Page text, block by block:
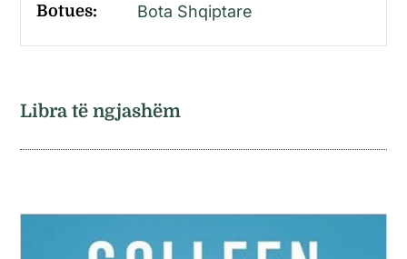
Botues: Bota Shqiptare
Libra të ngjashëm